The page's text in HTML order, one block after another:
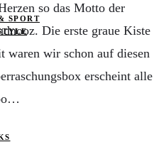
SPORT
so das Motto der
Die erste graue Kiste
waren wir schon auf diesen
erscheint alle